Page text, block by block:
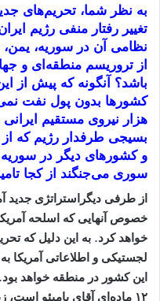
به نظر شما، تحریم‌هاى
تغییر رفتار منفى رژیم
نظامى آن در سوریه،
از تروریسم منطقه‌اى و
باشد؟ آنگونه که پیش از
کشورها بدون پول نفت
هزار نیروی مستقیم
بسیجی طرفدار رژیم که از
و کشورهای دیگر در سوریه
سوری می‌جنگند از کجا
از طرفی دیگراستراتژی
خصوص آنهایی که اسلحه
خواهد کرد. به این دلیل که
لجستیکی و اطلاعاتی آمریکا
این کشور در منطقه خواهد
۱۲ ماده‌ای آقای پامپئو